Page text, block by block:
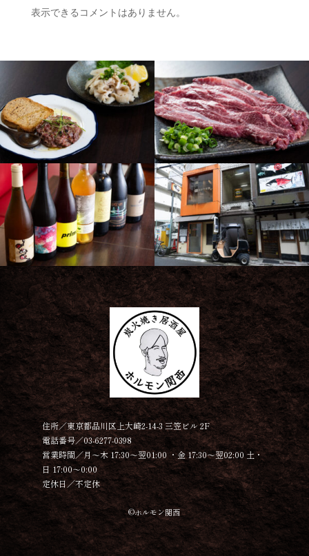
表示できるコメントはありません。
住所／東京都品川区上大崎2-14-3 三笠ビル 2F
電話番号／03-6277-0398
営業時間／月～木 17:30～翌01:00 ・金 17:30～翌02:00 土・
日 17:00～0:00
定休日／不定休
©︎ホルモン関西